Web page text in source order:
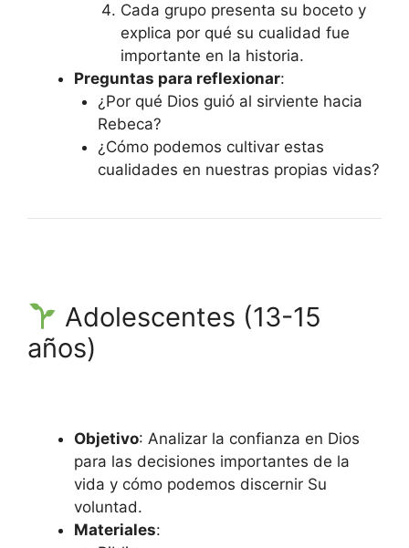
Cada grupo presenta su boceto y
explica por qué su cualidad fue
importante en la historia.
Preguntas para reflexionar:
¿Por qué Dios guió al sirviente hacia
Rebeca?
¿Cómo podemos cultivar estas
cualidades en nuestras propias vidas?
Adolescentes (13-15
años)
Objetivo: Analizar la confianza en Dios
para las decisiones importantes de la
vida y cómo podemos discernir Su
voluntad.
Materiales: